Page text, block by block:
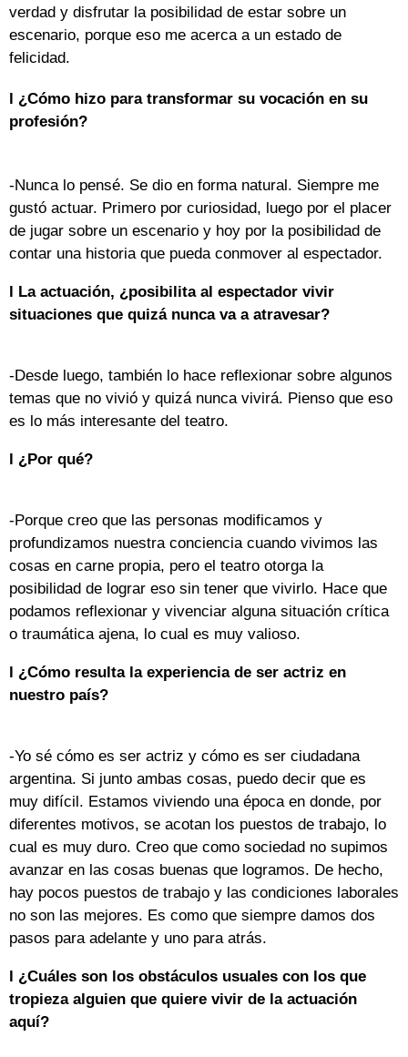
verdad y disfrutar la posibilidad de estar sobre un
escenario, porque eso me acerca a un estado de
felicidad.
l ¿Cómo hizo para transformar su vocación en su
profesión?
-Nunca lo pensé. Se dio en forma natural. Siempre me
gustó actuar. Primero por curiosidad, luego por el placer
de jugar sobre un escenario y hoy por la posibilidad de
contar una historia que pueda conmover al espectador.
l La actuación, ¿posibilita al espectador vivir
situaciones que quizá nunca va a atravesar?
-Desde luego, también lo hace reflexionar sobre algunos
temas que no vivió y quizá nunca vivirá. Pienso que eso
es lo más interesante del teatro.
l ¿Por qué?
-Porque creo que las personas modificamos y
profundizamos nuestra conciencia cuando vivimos las
cosas en carne propia, pero el teatro otorga la
posibilidad de lograr eso sin tener que vivirlo. Hace que
podamos reflexionar y vivenciar alguna situación crítica
o traumática ajena, lo cual es muy valioso.
l ¿Cómo resulta la experiencia de ser actriz en
nuestro país?
-Yo sé cómo es ser actriz y cómo es ser ciudadana
argentina. Si junto ambas cosas, puedo decir que es
muy difícil. Estamos viviendo una época en donde, por
diferentes motivos, se acotan los puestos de trabajo, lo
cual es muy duro. Creo que como sociedad no supimos
avanzar en las cosas buenas que logramos. De hecho,
hay pocos puestos de trabajo y las condiciones laborales
no son las mejores. Es como que siempre damos dos
pasos para adelante y uno para atrás.
l ¿Cuáles son los obstáculos usuales con los que
tropieza alguien que quiere vivir de la actuación
aquí?